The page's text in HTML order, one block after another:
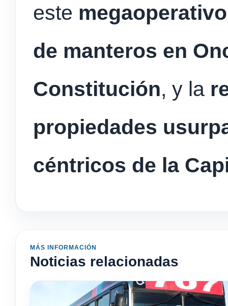
este
de manteros en
Constitución, y la
propiedades
céntricos de la
MÁS INFORMACIÓN
Noticias relacionadas